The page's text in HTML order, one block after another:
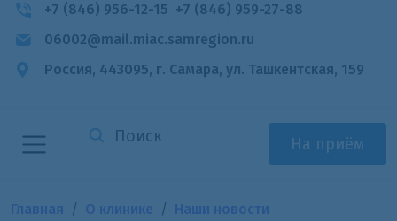
+7 (846) 956-12-15 +7 (846) 959-27-88
06002@mail.miac.samregion.ru
Россия, 443095, г. Самара, ул. Ташкентская, 159
На приём